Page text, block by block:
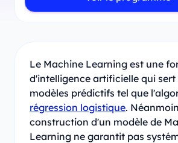
Le Machine Learning est une
d'intelligence artificielle qui sert
modèles prédictifs tel que
régression logistique.
construction d'un modèle de
Learning ne garantit pas